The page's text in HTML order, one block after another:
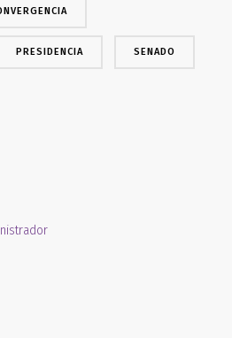
PRESIDENCIA SENADO